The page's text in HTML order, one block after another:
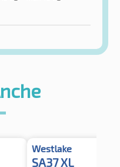
Westlake
SA37 XL